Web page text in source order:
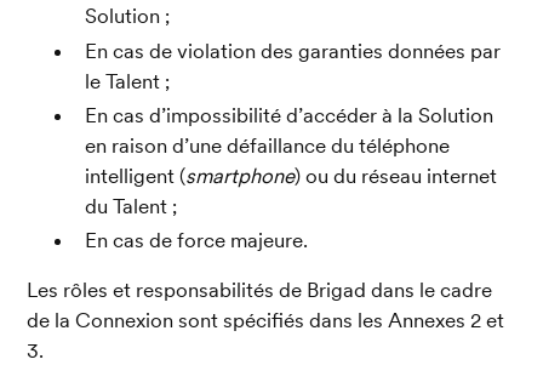
Solution ;
En cas de violation des garanties données par
le Talent ;
En cas d’impossibilité d’accéder à la Solution
en raison d’une défaillance du téléphone
intelligent (smartphone) ou du réseau internet
du Talent ;
En cas de force majeure.
Les rôles et responsabilités de Brigad dans le cadre
de la Connexion sont spécifiés dans les Annexes 2 et
3.